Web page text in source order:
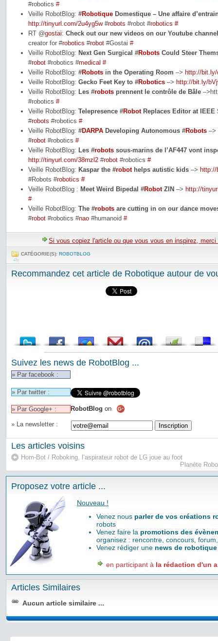
#robotics #
Veille RobotBlog: #Robotique Domestique – Une affaire
http://tinyurl.com/2u4yg5w#robots #robot #robotics #
RT @gostai: Check out our new videos on our Youtube
creator for #robotics #robot #Gostai #
Veille RobotBlog: Next Gen Surgical #Robots Could Steer
#robot #robotics #medical #
Veille RobotBlog: #Robots in the Operating Room –> http://bit.ly/
Veille RobotBlog: Gecko Feet Key to #Robotics –> http://bit.ly/
Veille RobotBlog: Les #robots prennent le contrôle de Bâle
#robotics #
Veille RobotBlog: Telepresence #RobotReplaces Editor at IEEE
#robots #robotics #
Veille RobotBlog: #DARPA Developing Autonomous #Robots –>
#robot #robotics #
Veille RobotBlog: Les #robots sous-marins de l’AF447 vont
http://tinyurl.com/38rnzl2 #robot #robotics #
Veille RobotBlog: Kaspar the #robothelps autistic kids –>
#Robots #robotics #
Veille RobotBlog : Meet Weird Bipedal #RobotZIN –> http://
#
Veille RobotBlog: The #robots are cutting in on our dance
#robot #robotics #nao #humanoid #
Si vous copiez l'article ou que vous vous en inspirez,
CATÉGORIE(S): ROBOTBLOG
Recommandez cet article de Robotique autour de
Suivez les news de RobotBlog ...
» Par facebook :
» Par twitter :
» Par Google+ : RobotBlog on
» La newsletter :
Les articles voisins
Hom-Bot / Roboking, l’aspirateur robot de LG joue au foot
Planète
Proposez votre article ...
Nouveau !
Venez nous parler de vos créations
robots
Venez faire la promotions des
organisez : rencontre, concours,
Venez rédiger une news de robotique
en participant à la rédaction d'un
Articles Similaires
Aucun article similaire ...